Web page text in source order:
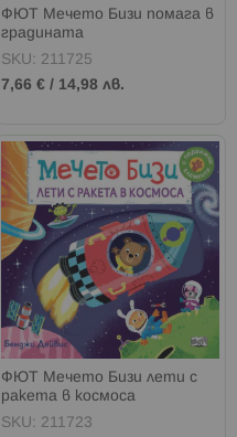
ФЮТ Мечето Бизи помага в
градината
SKU: 211725
7,66 € / 14,98 лв.
ФЮТ Мечето Бизи лети с
ракета в космоса
SKU: 211723